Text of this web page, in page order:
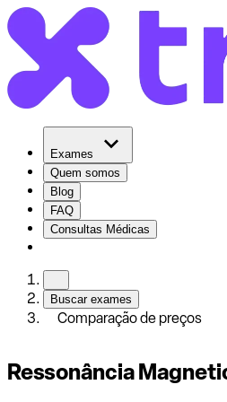
Exames
Quem somos
Blog
FAQ
Consultas Médicas
Buscar exames
Comparação de preços
Ressonância